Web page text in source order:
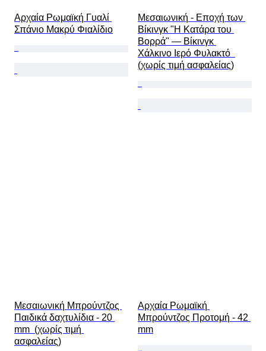
Αρχαία Ρωμαϊκή Γυαλί
Σπάνιο Μακρύ Φιαλίδιο
Μεσαιωνική - Εποχή των
Βίκινγκ "Η Κατάρα του
Βορρά" — Βίκινγκ
Χάλκινο Ιερό Φυλακτό
(χωρίς τιμή ασφαλείας)
Μεσαιωνική Μπρούντζος
Παιδικά δαχτυλίδια - 20
mm  (χωρίς τιμή
ασφαλείας)
Αρχαία Ρωμαϊκή
Μπρούντζος Προτομή - 42
mm